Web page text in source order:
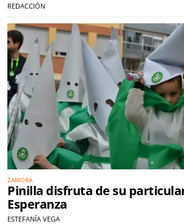
REDACCIÓN
ZAMORA
Pinilla disfruta de su
Esperanza
ESTEFANÍA VEGA